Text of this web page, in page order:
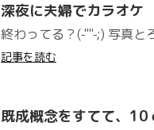
深夜に夫婦でカラオケ
終わってる？(-""-;) 写真と
記事を読む
既成概念をすてて、10